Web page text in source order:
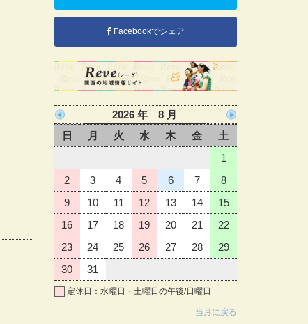
Facebookでシェア
2026 年 8 月
日
月 火 水 木 金
土
1
2
3 4 5 6 7
8
9
10 11 12 13 14
15
16
17 18 19 20 21
22
23
24 25 26 27 28
29
30
31
定休日：水曜日・土曜日の午後/日曜日
当月に戻る